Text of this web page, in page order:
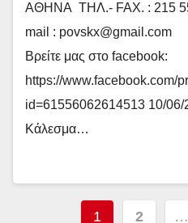
ΑΘΗΝΑ ΤΗΛ.- FAX. : 215
mail :
Βρείτε μας στο facebook:
https://www.facebook.com/
id=61556062614513 10/
Κάλεσμα…
Πλοήγηση
1 2 …